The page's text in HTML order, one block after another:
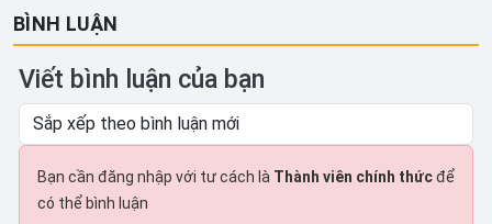
BÌNH LUẬN
Viết bình luận của bạn
Bạn cần đăng nhập với tư cách là Thành viên chính thứcđể
có thể bình luận